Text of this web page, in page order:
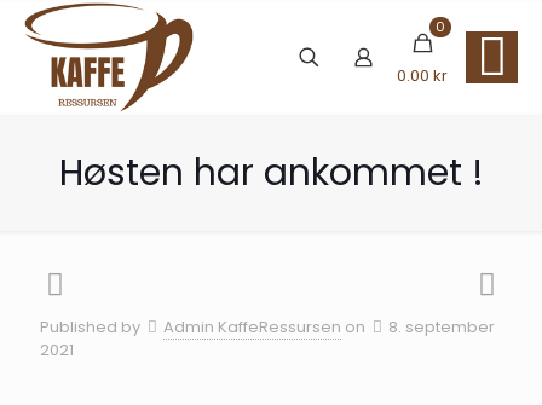
0
0.00 kr
Høsten har ankommet !
Published by Admin KaffeRessursen on
8. september
2021